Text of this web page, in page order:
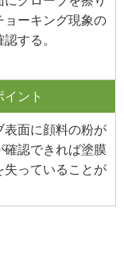
ョーキング現象の
する。
イント
表面に顔料の粉が
確認できれば塗膜
失っていることが